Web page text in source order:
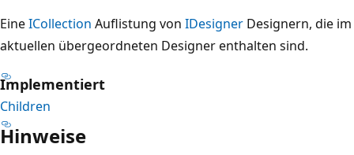
EineICollection Auflistung von IDesigner Designern, die im
aktuellen übergeordneten Designer enthalten sind.
Implementiert
Children
Hinweise